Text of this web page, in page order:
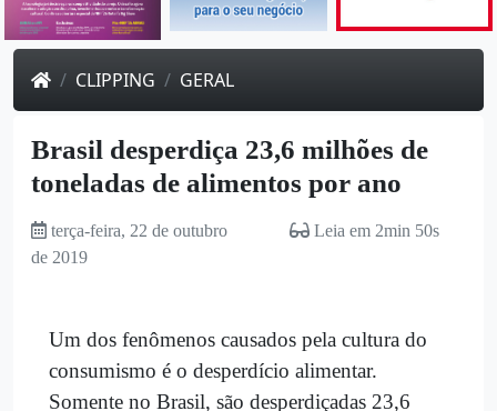
CLIPPING GERAL
Brasil desperdiça 23,6 milhões de
toneladas de alimentos por ano
terça-feira, 22 de outubro
de 2019
Leia em 2min 50s
Um dos fenômenos causados pela cultura do
consumismo é o desperdício alimentar.
Somente no Brasil, são desperdiçadas 23,6